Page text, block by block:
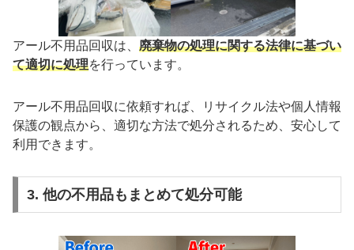
アール不用品回収は、 廃棄物の処理に関する法律に基づい
て適切に処理を行っています。
アール不用品回収に依頼すれば、リサイクル法や個人情報
保護の観点から、適切な方法で処分されるため、安心して
利用できます。
3. 他の不用品もまとめて処分可能